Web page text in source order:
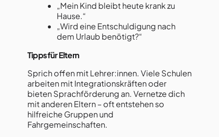
„Mein Kind bleibt heute krank zu
Hause.“
„Wird eine Entschuldigung nach
dem Urlaub benötigt?“
Tipps für Eltern
Sprich offen mit Lehrer:innen. Viele Schulen
arbeiten mit Integrationskräften oder
bieten Sprachförderung an. Vernetze dich
mit anderen Eltern – oft entstehen so
hilfreiche Gruppen und
Fahrgemeinschaften.